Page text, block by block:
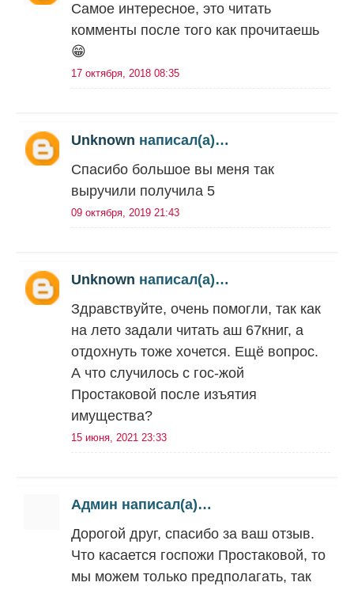
Самое интересное, это читать
комменты после того как прочитаешь
😁
17 октября, 2018 08:35
Unknown написал(а)…
Спасибо большое вы меня так
выручили получила 5
09 октября, 2019 21:43
Unknown написал(а)…
Здравствуйте, очень помогли, так как
на лето задали читать аш 67книг, а
отдохнуть тоже хочется. Ещё вопрос.
А что случилось с гос-жой
Простаковой после изъятия
имущества?
15 июня, 2021 23:33
Админ написал(а)…
Дорогой друг, спасибо за ваш отзыв.
Что касается госпожи Простаковой, то
мы можем только предполагать, так